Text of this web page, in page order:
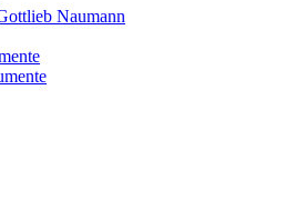
Naumann